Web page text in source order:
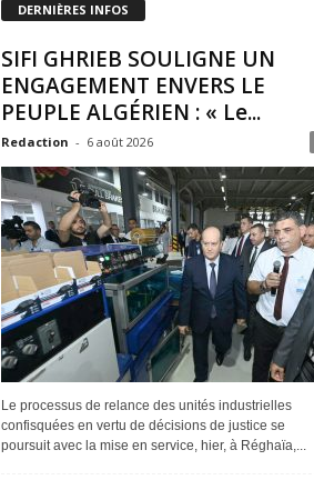
DERNIÈRES INFOS
SIFI GHRIEB SOULIGNE UN
ENGAGEMENT ENVERS LE
PEUPLE ALGÉRIEN : « Le...
Redaction - 6 août 2026
Le processus de relance des unités industrielles
confisquées en vertu de décisions de justice se
poursuit avec la mise en service, hier, à Réghaïa,...